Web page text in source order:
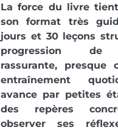
La force du livre
son format très
jours et 30 leçons
progression de
rassurante, presque
entraînement
avance par petites
des repères
observer ses